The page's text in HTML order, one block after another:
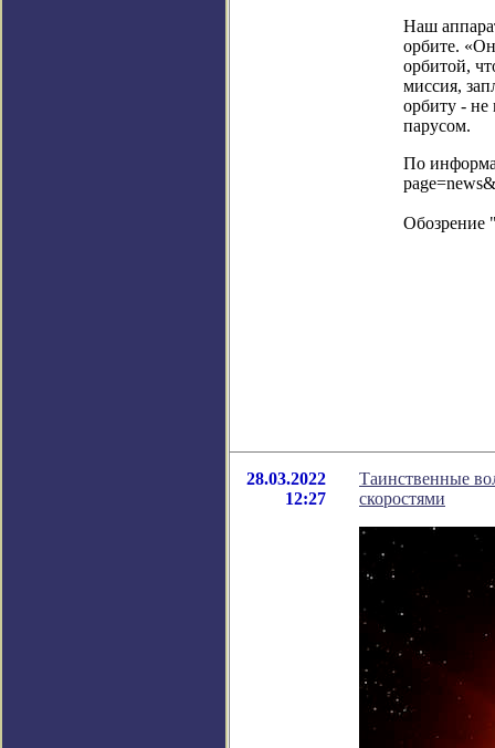
Наш
орбите.
орбитой,
миссия,
орбиту - не
парусом.
По
Обозрение
28.03.2022
12:27
Таинственные
скоростями